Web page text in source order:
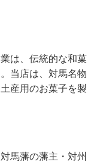
は、伝統的な和菓
当店は、対馬名物
産用のお菓子を製
馬藩の藩主・対州